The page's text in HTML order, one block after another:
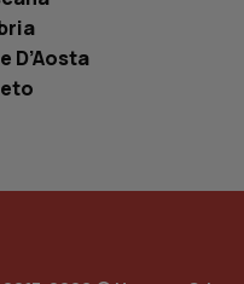
D’Aosta